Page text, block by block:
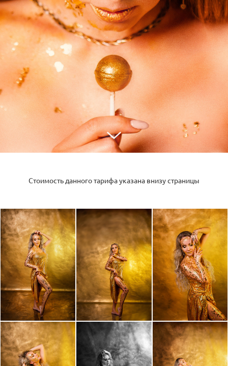
Стоимость данного тарифа указана внизу страницы